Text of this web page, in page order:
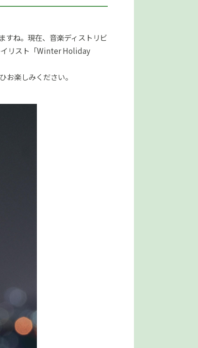
すね。現在、音楽ディストリビ
イリスト「Winter Holiday
お楽しみください。